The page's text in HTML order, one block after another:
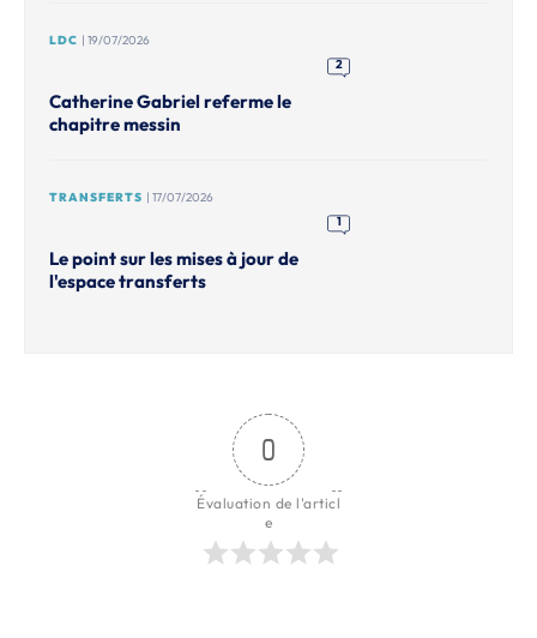
LDC | 19/07/2026
2
Catherine Gabriel referme le
chapitre messin
TRANSFERTS | 17/07/2026
1
Le point sur les mises à jour de
l'espace transferts
0
Évaluation de l'articl
e